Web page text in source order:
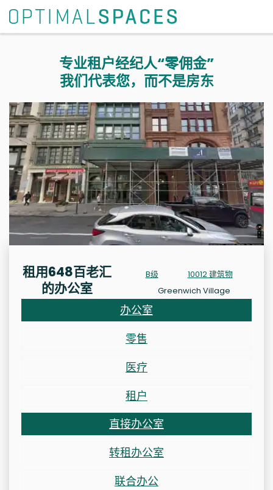
专业租户经纪人“零佣金”
我们代表您，而不是房东
租用648百老汇
的办公室
B级
10012 建筑物
Greenwich Village
办公室
零售
医疗
租户
直接办公室
转租办公室
联合办公